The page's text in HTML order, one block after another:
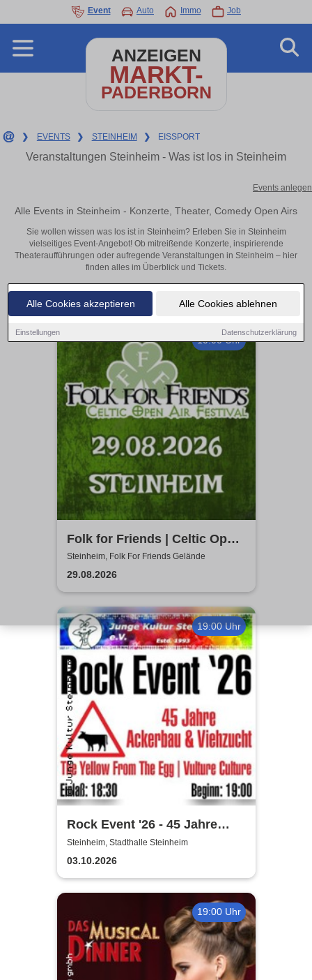
Alle Cookies akzeptieren Alle Cookies ablehnen
Einstellungen Datenschutzerklärung
Event Auto Immo Job
ANZEIGEN
MARKT-
PADERBORN
❯ EVENTS ❯ STEINHEIM ❯ EISSPORT
Veranstaltungen Steinheim - Was ist los in Steinheim
Events anlegen
Alle Events in Steinheim - Konzerte, Theater, Comedy Open Airs
Sie wollen wissen was los ist in Steinheim? Erleben Sie in Steinheim
vielseitiges Event-Angebot! Ob mitreißende Konzerte, inspirierende
Theateraufführungen oder aufregende Veranstaltungen in Steinheim – hier
finden alles im Überblick und Tickets.
10:00 Uhr
Folk for Friends | Celtic Open
Air Festival & Highland
Games
Steinheim, Folk For Friends Gelände
29.08.2026
19:00 Uhr
Rock Event '26 - 45 Jahre
Ackerbau & Viehzucht
Steinheim, Stadthalle Steinheim
03.10.2026
19:00 Uhr